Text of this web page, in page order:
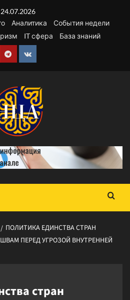
24.07.2026
Аналитика
События недели
IT сфера База знаний
Telegram
VK
ПОЛИТИКА ЕДИНСТВА СТРАН
ПЕРЕД УГРОЗОЙ ВНУТРЕННЕЙ
стран